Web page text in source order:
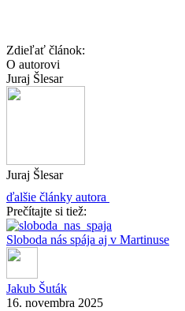
Zdieľať článok:
O autorovi
Juraj Šlesar
Juraj Šlesar
ďalšie články autora
Prečítajte si tiež:
Sloboda nás spája aj v Martinuse
Jakub Šuták
16. novembra 2025